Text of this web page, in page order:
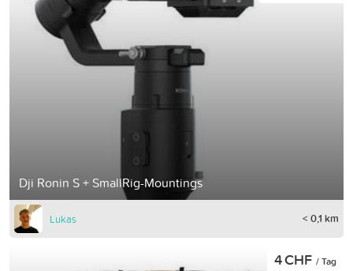
Dji Ronin S + SmallRig-Mountings
Lukas < 0,1 km
4 CHF / Tag